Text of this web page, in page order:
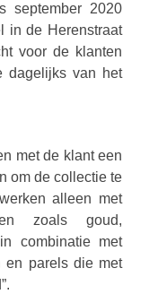
september 2020
in de Herenstraat
voor de klanten
dagelijks van het
met de klant een
om de collectie te
alleen met
zoals goud,
combinatie met
en parels die met